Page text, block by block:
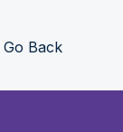
Go Back